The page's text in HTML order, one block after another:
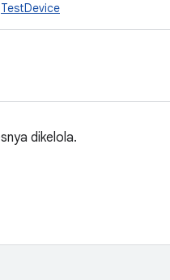
TestDevice
dikelola.